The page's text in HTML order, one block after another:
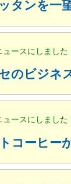
タンを一
ュースにしまし
のビジネ
ュースにしまし
コーヒー